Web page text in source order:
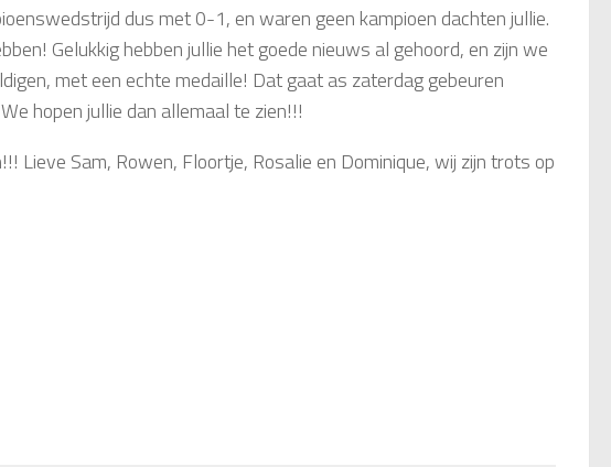
dus met 0-1, en waren geen kampioen dachten jullie.
Gelukkig hebben jullie het goede nieuws al gehoord, en zijn we
met een echte medaille! Dat gaat as zaterdag gebeuren
hopen jullie dan allemaal te zien!!!
Lieve Sam, Rowen, Floortje, Rosalie en Dominique, wij zijn trots op